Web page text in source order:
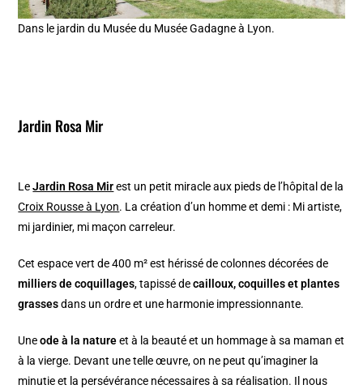
Dans le jardin du Musée du Musée Gadagne à Lyon.
Jardin Rosa Mir
LeJardin Rosa Mirest un petit miracle aux pieds de l’hôpital de la
Croix Rousse à Lyon. La création d’un homme et demi : Mi artiste,
mi jardinier, mi maçon carreleur.
Cet espace vert de 400 m² est hérissé de colonnes décorées de
milliers de coquillages, tapissé decailloux, coquilles et plantes
grassesdans un ordre et une harmonie impressionnante.
Uneode à la natureet à la beauté et un hommage à sa maman et
à la vierge. Devant une telle œuvre, on ne peut qu’imaginer la
minutie et la persévérance nécessaires à sa réalisation. Il nous